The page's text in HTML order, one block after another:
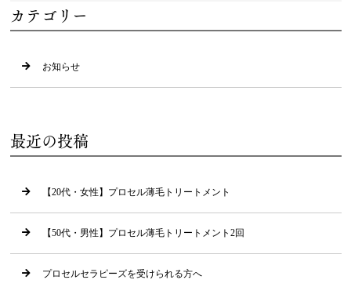
カテゴリー
お知らせ
最近の投稿
【20代・女性】プロセル薄毛トリートメント
【50代・男性】プロセル薄毛トリートメント2回
プロセルセラピーズを受けられる方へ